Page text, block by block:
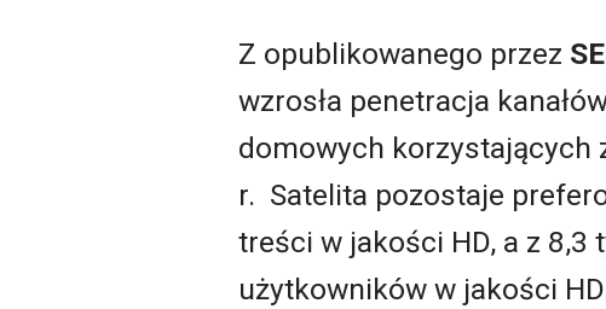
Z opublikowanego przez
wzrosła penetracja
domowych korzystających
r. Satelita pozostaje
treści w jakości HD, a z 8,3
użytkowników w jakości